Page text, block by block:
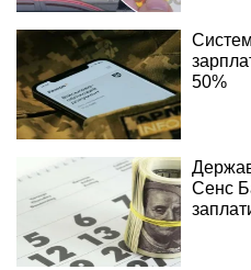
50%
Сенс